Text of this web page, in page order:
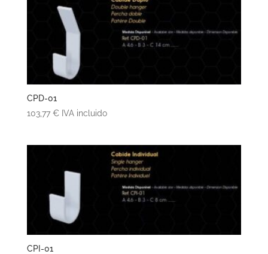
CPD-01
103,77 € IVA incluido
CPI-01